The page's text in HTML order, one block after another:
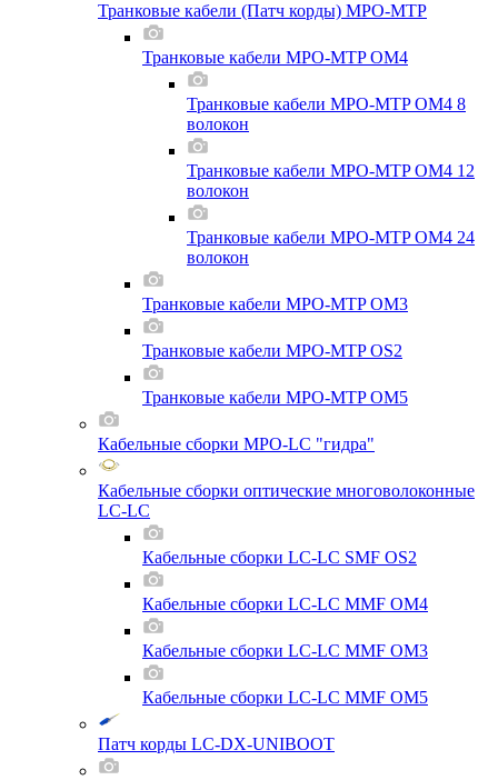
Транковые кабели (Патч корды) MPO-MTP
Транковые кабели MPO-MTP OM4
Транковые кабели MPO-MTP OM4 8
волокон
Транковые кабели MPO-MTP OM4 12
волокон
Транковые кабели MPO-MTP OM4 24
волокон
Транковые кабели MPO-MTP OM3
Транковые кабели MPO-MTP OS2
Транковые кабели MPO-MTP OM5
Кабельные сборки MPO-LC "гидра"
Кабельные сборки оптические многоволоконные
LC-LC
Кабельные сборки LC-LC SMF OS2
Кабельные сборки LC-LC MMF OM4
Кабельные сборки LC-LC MMF OM3
Кабельные сборки LC-LC MMF OM5
Патч корды LC-DX-UNIBOOT